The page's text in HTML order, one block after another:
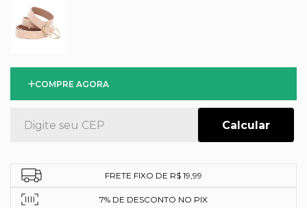
COMPRE AGORA
FRETE FIXO DE R$ 19,99
7% DE DESCONTO NO PIX